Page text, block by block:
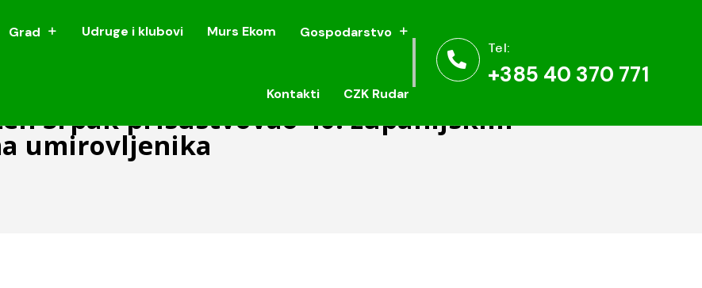
Grad Udruge i klubovi Murs Ekom Gospodarstvo
Kontakti CZK Rudar

Tel:
+385 40 370 771
Grad Udruge i klubovi Murs Ekom Gospodarstvo
Kontakti CZK Rudar
 Tel:
+385 40 370 771
Srpak prisustvovao 40. županijskim
umirovljenika